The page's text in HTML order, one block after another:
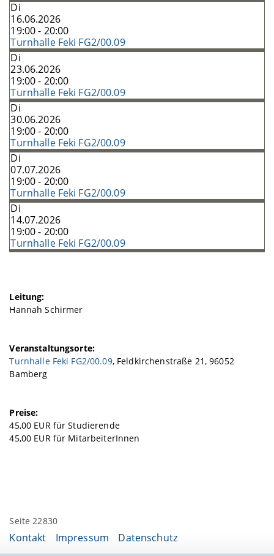
Di
16.06.2026
19:00 - 20:00
Turnhalle Feki FG2/00.09
Di
23.06.2026
19:00 - 20:00
Turnhalle Feki FG2/00.09
Di
30.06.2026
19:00 - 20:00
Turnhalle Feki FG2/00.09
Di
07.07.2026
19:00 - 20:00
Turnhalle Feki FG2/00.09
Di
14.07.2026
19:00 - 20:00
Turnhalle Feki FG2/00.09
Leitung:
Hannah Schirmer
Veranstaltungsorte:
Turnhalle Feki FG2/00.09, Feldkirchenstraße 21, 96052
Bamberg
Preise:
45,00 EUR für Studierende
45,00 EUR für MitarbeiterInnen
Seite 22830
Kontakt Impressum Datenschutz